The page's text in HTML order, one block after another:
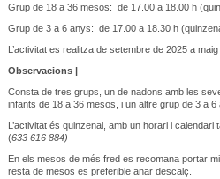
Grup de 18 a 36 mesos: de 17.00 a 18.00 h
Grup de 3 a 6 anys: de 17.00 a 18.30 h
L’activitat es realitza de setembre de 2025 a maig
Observacions |
Consta de tres grups, un de nadons amb les
infants de 18 a 36 mesos, i un altre grup de 3 a 6
L’activitat és quinzenal, amb un horari i
(633 616 884)
En els mesos de més fred es recomana portar
resta de mesos es preferible anar descalç.